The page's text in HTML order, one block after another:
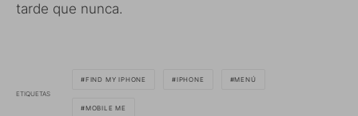
tarde que nunca.
ETIQUETAS
FIND MY IPHONE IPHONE MENÚ
MOBILE ME